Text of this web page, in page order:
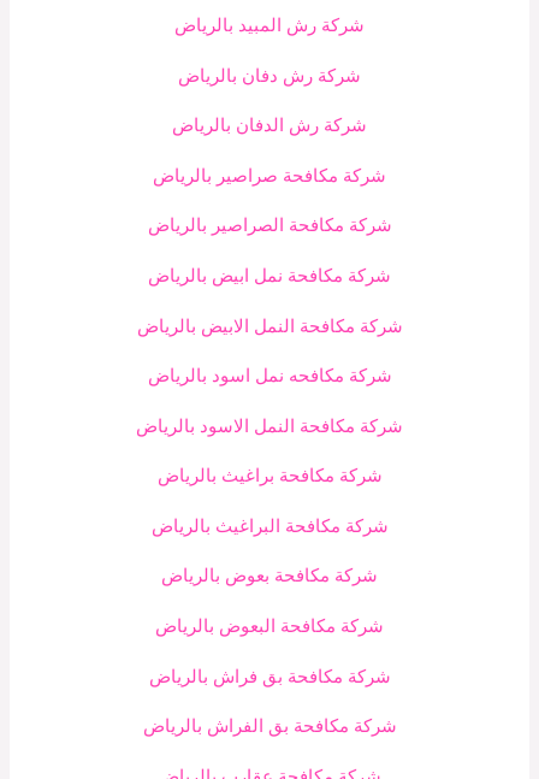
شركة رش المبيد بالرياض
شركة رش دفان بالرياض
شركة رش الدفان بالرياض
شركة مكافحة صراصير بالرياض
شركة مكافحة الصراصير بالرياض
شركة مكافحة نمل ابيض بالرياض
شركة مكافحة النمل الابيض بالرياض
شركة مكافحه نمل اسود بالرياض
شركة مكافحة النمل الاسود بالرياض
شركة مكافحة براغيث بالرياض
شركة مكافحة البراغيث بالرياض
شركة مكافحة بعوض بالرياض
شركة مكافحة البعوض بالرياض
شركة مكافحة بق فراش بالرياض
شركة مكافحة بق الفراش بالرياض